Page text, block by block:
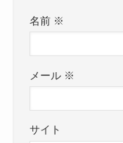
名前 ※
メール ※
サイト